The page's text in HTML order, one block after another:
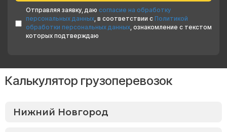
Отправляя заявку, даю согласие на обработку
персональных данных, в соответствии с Политикой
обработки персональных данных, ознакомление с текстом
которых подтверждаю
Калькулятор грузоперевозок